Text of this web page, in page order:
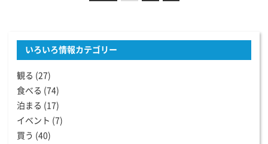
いろいろ情報カテゴリー
観る (27)
食べる (74)
泊まる (17)
イベント (7)
買う (40)